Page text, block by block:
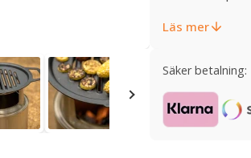
Läs mer
Säker betalning: